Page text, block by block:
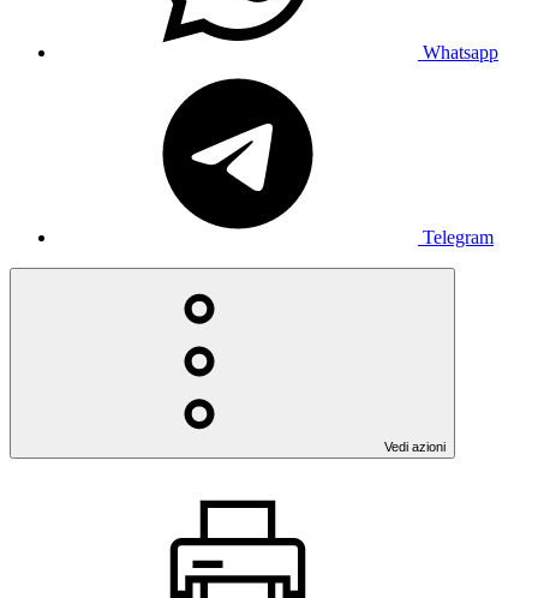
Whatsapp
Telegram
Vedi azioni